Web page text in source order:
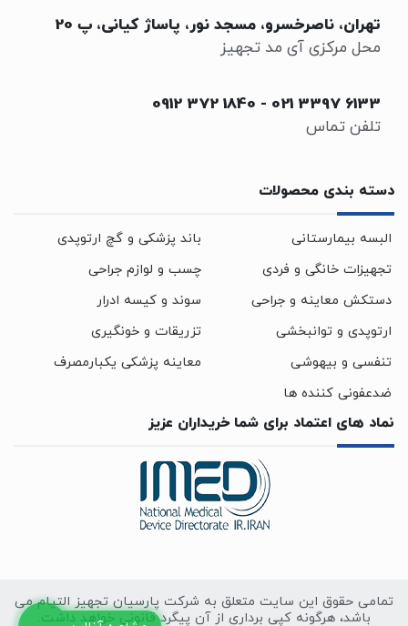
تهران، ناصرخسرو، مسجد نور، پاساژ کیانی، پ 20
محل مرکزی آی مد تجهیز
021 3397 6133
-
0912 372 1840
تلفن تماس
دسته بندی محصولات
البسه بیمارستانی
باند پزشکی و گچ ارتوپدی
تجهیزات خانگی و فردی
چسب و لوازم جراحی
دستکش معاینه و جراحی
سوند و کیسه ادرار
ارتوپدی و توانبخشی
تزریقات و خونگیری
تنفسی و بیهوشی
معاینه پزشکی یکبارمصرف
ضدعفونی کننده ها
نماد های اعتماد برای شما خریداران عزیز
تمامی حقوق این سایت متعلق به شرکت پارسیان تجهیز التیام می
باشد، هرگونه کپی برداری از آن پیگرد قانونی خواهد داشت.